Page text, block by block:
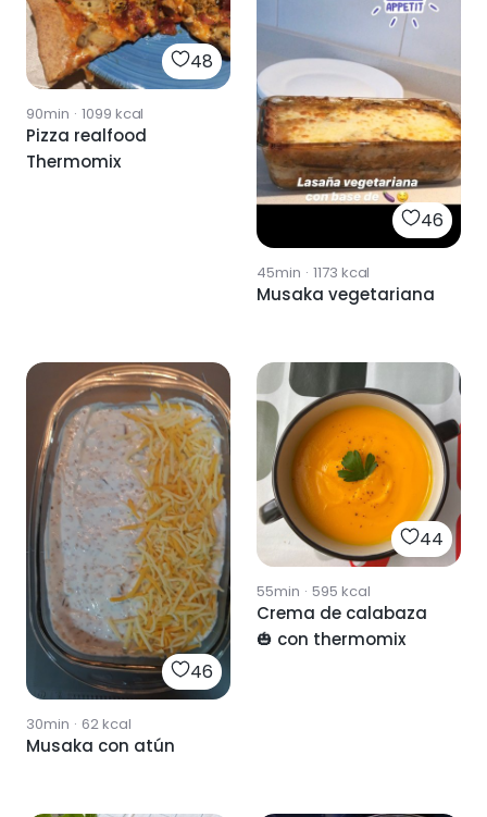
48
90min · 1099 kcal
Pizza realfood
Thermomix
46
45min · 1173 kcal
Musaka vegetariana
46
30min · 62kcal
Musaka con atún
44
55min · 595 kcal
Crema de calabaza
🎃 con thermomix